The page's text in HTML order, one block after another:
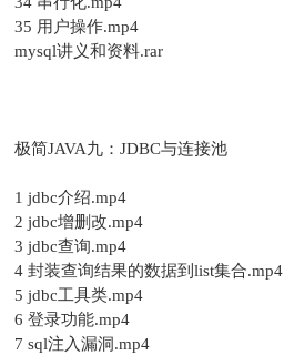
35 用户操作.mp4
mysql讲义和资料.rar
极简JAVA九：JDBC与连接池
1 jdbc介绍.mp4
2 jdbc增删改.mp4
3 jdbc查询.mp4
4 封装查询结果的数据到list集合.mp4
5 jdbc工具类.mp4
6 登录功能.mp4
7 sql注入漏洞.mp4